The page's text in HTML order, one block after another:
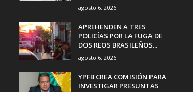
agosto 6, 2026
APREHENDEN A TRES
POLICÍAS POR LA FUGA DE
DOS REOS BRASILEÑOS...
agosto 6, 2026
YPFB CREA COMISIÓN PARA
INVESTIGAR PRESUNTAS